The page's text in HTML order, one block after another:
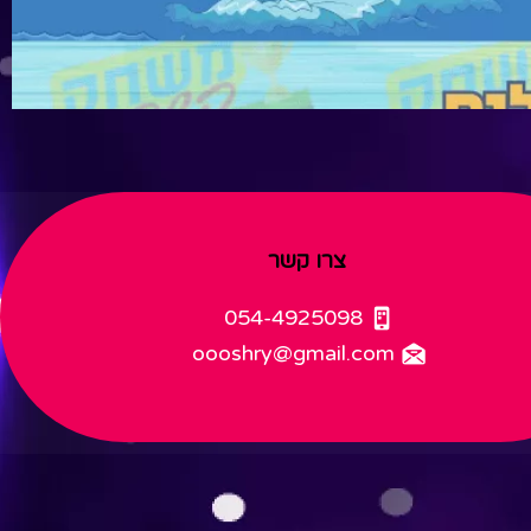
צרו קשר
054-4925098
oooshry@gmail.com